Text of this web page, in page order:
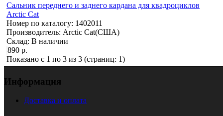
Сальник переднего и заднего кардана для квадроциклов
Arctic Cat
Номер по каталогу: 1402011
Производитель: Arctic Cat(США)
Склад: В наличии
890 р.
Показано с 1 по 3 из 3 (страниц: 1)
Информация
Доставка и оплата